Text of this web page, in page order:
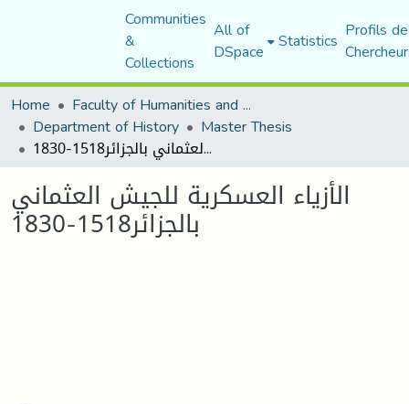
Communities
&
Collections
All of
DSpace Statistics Profils
Home
Faculty of Humanities and Social Sciences
Department of History Master Thesis
الأزياء العسكرية للجيش العثماني بالجزائر1518-1830
الأزياء العسكرية للجيش العثماني
بالجزائر1518-1830